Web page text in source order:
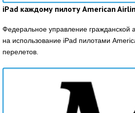
iPad каждому пилоту American
Федеральное управление
на использование iPad пилотами
перелетов.